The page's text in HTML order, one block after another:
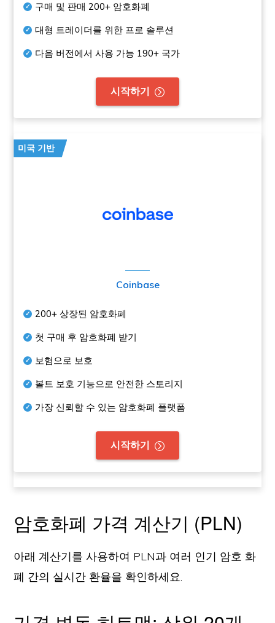
구매 및 판매200+ 암호화폐
대형 트레이더를 위한 프로 솔루션
다음 버전에서 사용 가능 190+ 국가
시작하기
미국 기반
Coinbase
200+ 상장된 암호화폐
첫 구매 후 암호화폐 받기
보험으로 보호
볼트 보호 기능으로 안전한 스토리지
가장 신뢰할 수 있는 암호화폐 플랫폼
시작하기
암호화폐 가격 계산기 (PLN)
아래 계산기를 사용하여 PLN과 여러 인기 암호 화
폐 간의 실시간 환율을 확인하세요.